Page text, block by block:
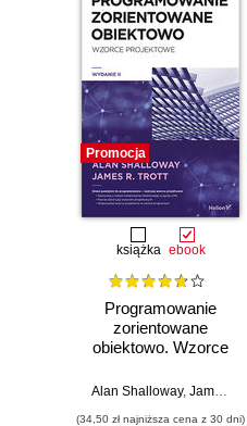
Promocja
książka ebook
Programowanie
zorientowane
obiektowo. Wzorce
Wydanie II
Alan Shalloway, James R. Trott
(34,50 zł najniższa cena z 30 dni)